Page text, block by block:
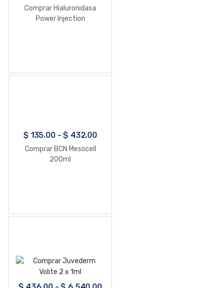
Comprar Hialuronidasa
Power Injection
$ 135.00-$ 432.00
Comprar BCN Mesocell
200ml